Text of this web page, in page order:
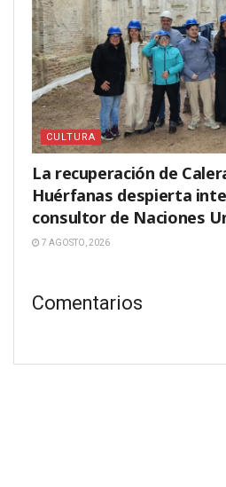
CULTURA
La recuperación de
Huérfanas despierta
consultor de Naciones
7 AGOSTO, 2026
Comentarios